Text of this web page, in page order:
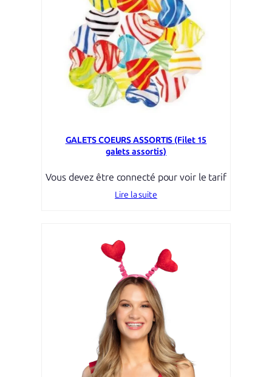
GALETS COEURS ASSORTIS (Filet 15
galets assortis)
Vous devez être connecté pour voir le tarif
Lire la suite